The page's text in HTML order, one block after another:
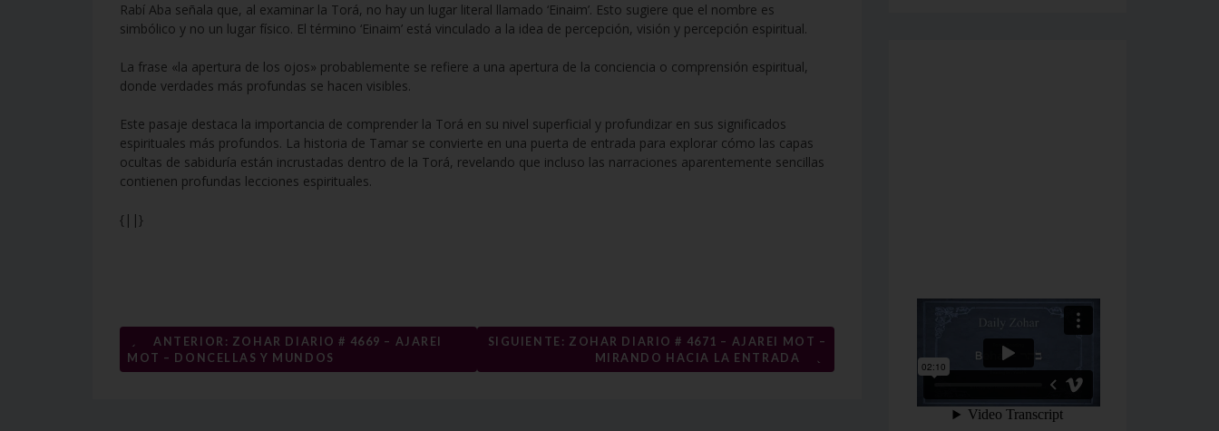
Rabí Aba señala que, al examinar la Torá, no hay un lugar literal llamado ‘Einaim’. Esto sugiere que el nombre es
simbólico y no un lugar físico. El término ‘Einaim’ está vinculado a la idea de percepción, visión y percepción espiritual.
La frase «la apertura de los ojos» probablemente se refiere a una apertura de la conciencia o comprensión espiritual,
donde verdades más profundas se hacen visibles.
Este pasaje destaca la importancia de comprender la Torá en su nivel superficial y profundizar en sus significados
espirituales más profundos. La historia de Tamar se convierte en una puerta de entrada para explorar cómo las capas
ocultas de sabiduría están incrustadas dentro de la Torá, revelando que incluso las narraciones aparentemente sencillas
contienen profundas lecciones espirituales.
{||}
Navegación
de
←
ANTERIOR: ZOHAR DIARIO # 4669 – AJAREI
MOT – DONCELLAS Y MUNDOS
SIGUIENTE: ZOHAR DIARIO # 4671 – AJAREI MOT –
MIRANDO HACIA LA ENTRADA
→